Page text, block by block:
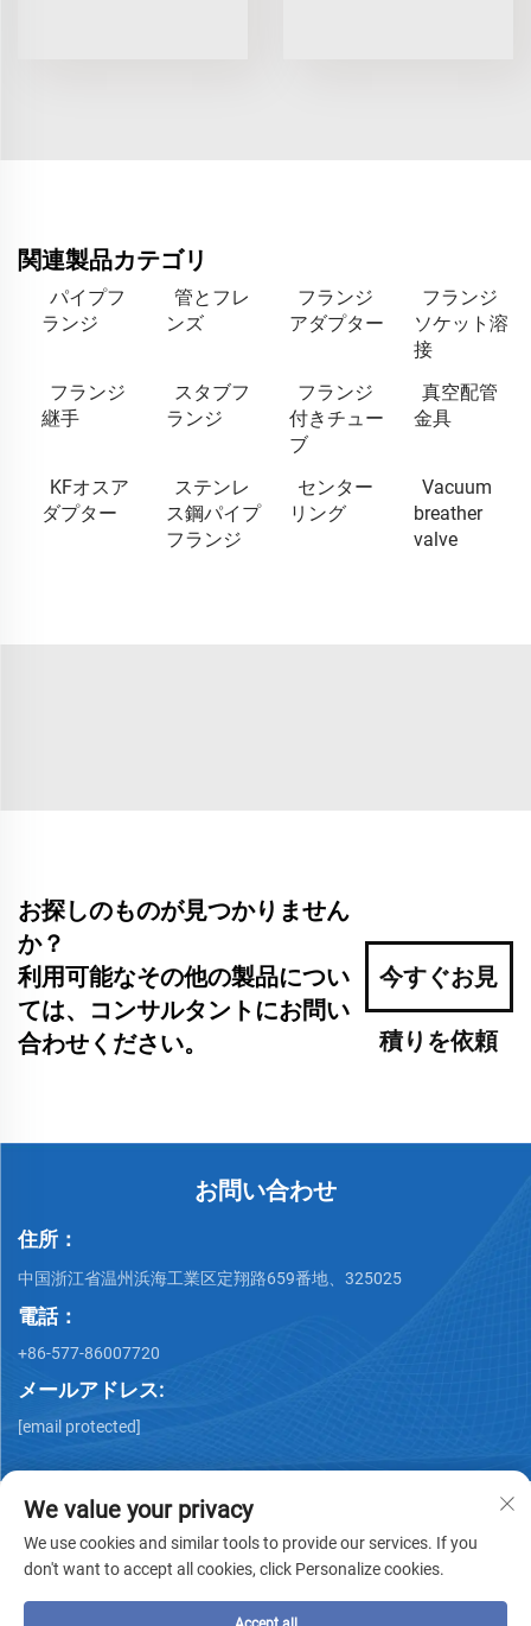
関連製品カテゴリ
パイプフ
ランジ
管とフレ
ンズ
フランジ
アダプター
フランジ
ソケット溶
接
フランジ
継手
スタブフ
ランジ
フランジ
付きチュー
ブ
真空配管
金具
KFオスア
ダプター
ステンレ
ス鋼パイプ
フランジ
センター
リング
Vacuum
breather
valve
お探しのものが見つかりません
か？
利用可能なその他の製品につい
ては、コンサルタントにお問い
合わせください。
今すぐお見
積りを依頼
お問い合わせ
住所：
中国浙江省温州浜海工業区定翔路659番地、325025
電話：
+86-577-86007720
メールアドレス:
[email protected]
We value your privacy
We use cookies and similar tools to provide our services. If you
don't want to accept all cookies, click Personalize cookies.